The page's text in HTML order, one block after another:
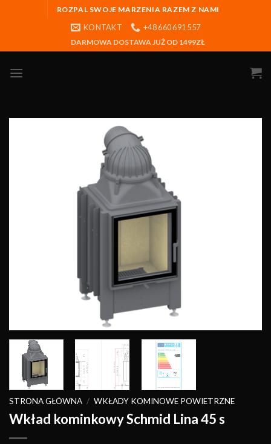
ROZPAL SWOJE MARZENIA RAZEM Z NAMI
KONTAKT +48 660 691 557
DARMOWA DOSTAWA JUŻ OD 1499ZŁ
STRONA GŁÓWNA / WKŁADY KOMINOWE POWIETRZNE
Wkład kominkowy Schmid Lina 45 s